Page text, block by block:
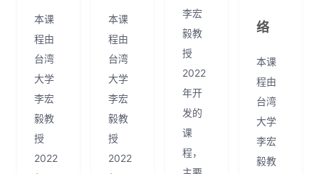
本课
程由
台湾
大学
李宏
毅教
授
2022
本课
程由
台湾
大学
李宏
毅教
授
2022
李宏
毅教
授
2022
年开
发的
课
程，
络
本课
程由
台湾
大学
李宏
毅教